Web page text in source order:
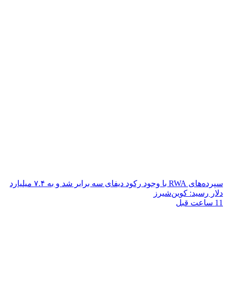
سپرده‌های RWA با وجود رکود دیفای سه برابر شد و به ۷.۴ میلیارد
دلار رسید: کوین‌شیرز
11 ساعت قبل